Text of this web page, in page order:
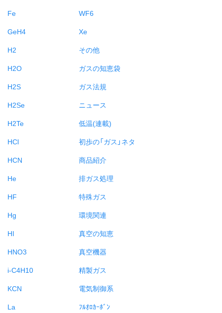
Fe
GeH4
H2
H2O
H2S
H2Se
H2Te
HCl
HCN
He
HF
Hg
HI
HNO3
i-C4H10
KCN
La
WF6
Xe
その他
ガスの知恵袋
ガス法規
ニュース
低温(連載)
初歩の「ガス」ネタ
商品紹介
排ガス処理
特殊ガス
環境関連
真空の知恵
真空機器
精製ガス
電気制御系
ﾌﾙｵﾛｶｰﾎﾞﾝ